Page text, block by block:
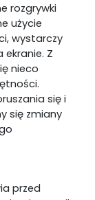
rozgrywki
użycie
wystarczy
Z
nieco
się i
się zmiany
przed